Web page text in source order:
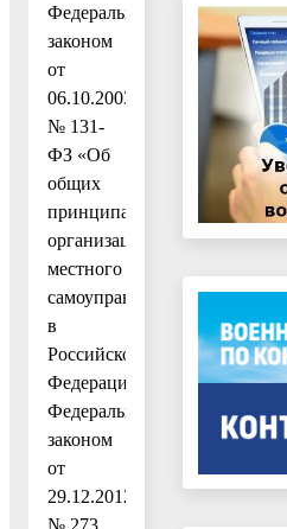
Федеральным
законом
от
06.10.2003
№ 131-
ФЗ «Об
общих
принципах
организации
местного
самоуправления
в
Российской
Федерации»,
Федеральным
законом
от
29.12.2012
№ 273